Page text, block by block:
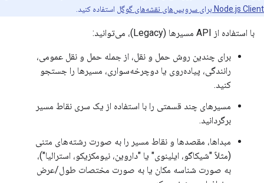
Node.js Client برای سرویس‌های نقشه‌های گوگل
استفاده کنید.
با استفاده از API مسیرها (Legacy)، می‌توانید:
برای چندین روش حمل و نقل، از جمله حمل و نقل عمومی،
رانندگی، پیاده‌روی یا دوچرخه‌سواری، مسیرها را جستجو
کنید.
مسیرهای چند قسمتی را با استفاده از یک سری نقاط مسیر
برگردانید.
مبداها، مقصدها و نقاط مسیر را به صورت رشته‌های متنی
(مثلاً "شیکاگو، ایلینوی" یا "داروین، نیومکزیکو، استرالیا")،
به صورت شناسه مکان یا به صورت مختصات طول/عرض